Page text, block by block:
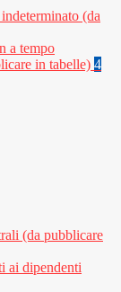
(da
a tempo
in tabelle) 4
(da pubblicare
ai dipendenti